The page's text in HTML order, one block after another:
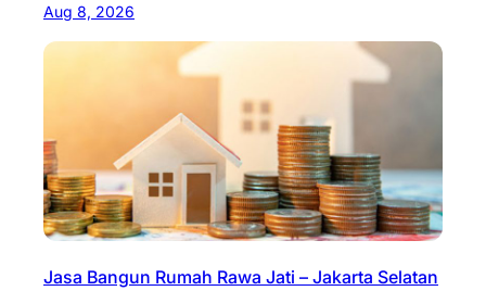
Aug 8, 2026
Jasa Bangun Rumah Rawa Jati – Jakarta Selatan